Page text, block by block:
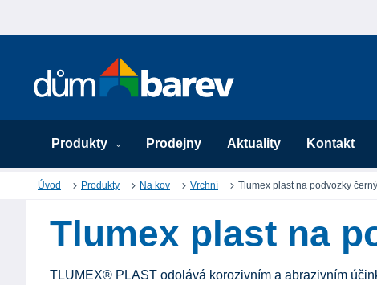
Produkty Prodejny Aktuality Kontakt
Úvod Produkty Na kov Vrchní Tlumex plast na podvozky černý
Tlumex plast na
TLUMEX® PLAST odolává korozivním a abrazivním